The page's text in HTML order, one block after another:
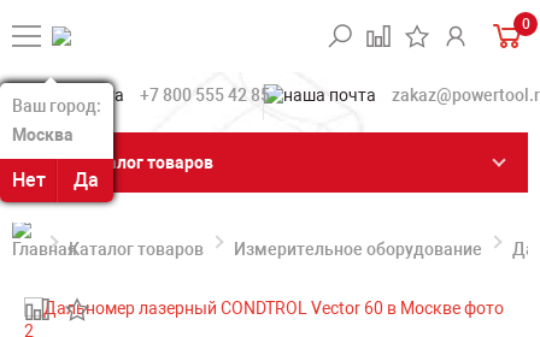
Ваш город:
Москва
Нет Да
Ваш город:
Москва
Нет Да
0
+7 800 555 42 85
Каталог товаров
Каталог товаров Измерительное оборудование